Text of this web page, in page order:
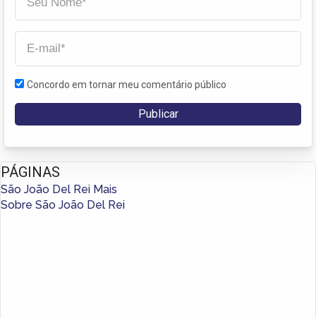
Concordo em tornar meu comentário público
PÁGINAS
São João Del Rei Mais
Sobre São João Del Rei